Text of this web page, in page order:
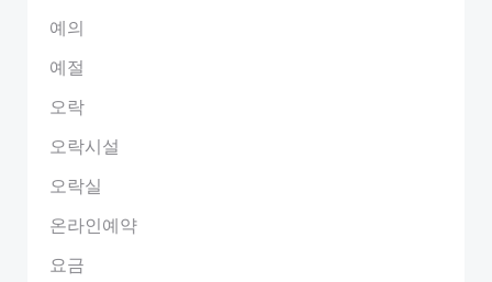
예의
예절
오락
오락시설
오락실
온라인예약
요금